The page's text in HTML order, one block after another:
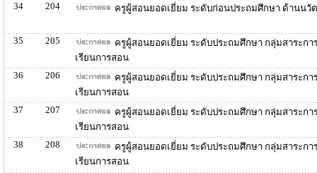
34
204 ครูผู้สอนยอดเยี่ยม ระดับก่อนประถมศึกษา ด้านนวั
35 205
ครูผู้สอนยอดเยี่ยม ระดับประถมศึกษา กลุ่มสาระก
เรียนการสอน
36
206
ครูผู้สอนยอดเยี่ยม ระดับประถมศึกษา กลุ่มสาระก
เรียนการสอน
37
207
ครูผู้สอนยอดเยี่ยม ระดับประถมศึกษา กลุ่มสาระก
เรียนการสอน
38
208
ครูผู้สอนยอดเยี่ยม ระดับประถมศึกษา กลุ่มสาระก
เรียนการสอน